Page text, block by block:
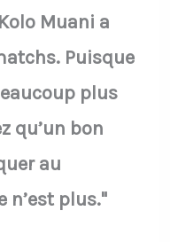
Muani a
Puisque
plus
qu’un bon
au
n’est plus."